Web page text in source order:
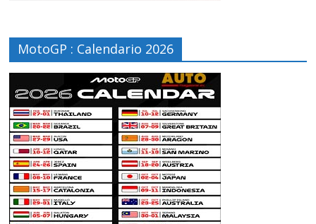
MotoGP : Calendario 2026